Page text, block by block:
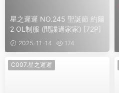
星之遲遲 NO.245 聖誕節 約爾
2 OL制服 (間諜過家家) [72P]
2025-11-14 174
C007.星之遲遲